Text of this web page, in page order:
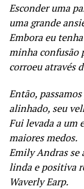
Esconder uma
uma grande
Embora eu
minha confusão
corroeu através
Então,
alinhado, seu
Fui levada a um
maiores medos.
Emily Andras se
linda e positiva
Waverly Earp.